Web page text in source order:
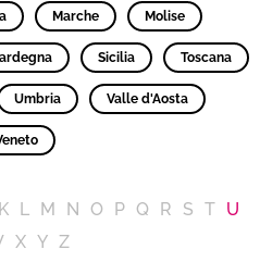
Marche Molise
Sicilia Toscana
Umbria Valle d'Aosta
K L M N O P Q R S T U
X Y Z